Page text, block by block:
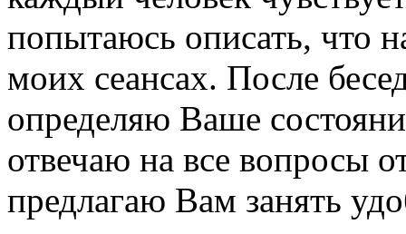
попытаюсь описать, что
моих сеансах. После
определяю Ваше
отвечаю на все вопросы
предлагаю Вам занять